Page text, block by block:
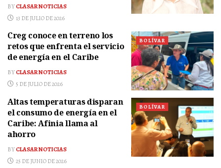
BYCLASAR NOTICIAS
13 DE JULIO DE 2026
BOLÍVAR
Creg conoce en terreno los
retos que enfrenta el servicio
de energía en el Caribe
BYCLASAR NOTICIAS
5 DE JULIO DE 2026
BOLÍVAR
Altas temperaturas disparan
el consumo de energía en el
Caribe: Afinia llama al
ahorro
BYCLASAR NOTICIAS
25 DE JUNIO DE 2026